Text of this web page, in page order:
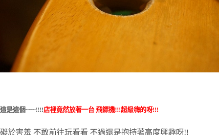
這是這個~~~!!!!店裡竟然放著一台 飛鏢機!!!超級嗨的呀!!!
礙於害羞 不敢前往玩看看 不過還是抱持著高度興趣呀!!